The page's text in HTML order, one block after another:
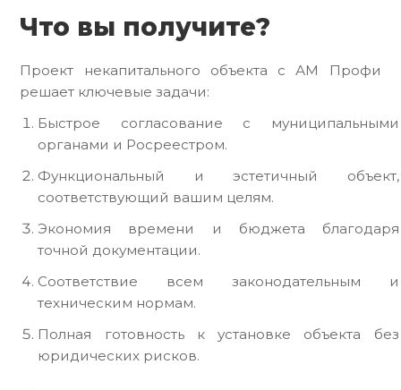
Что вы получите?
Проект некапитального объекта с АМ Профи
решает ключевые задачи:
Быстрое согласование с муниципальными
органами и Росреестром.
Функциональный и эстетичный объект,
соответствующий вашим целям.
Экономия времени и бюджета благодаря
точной документации.
Соответствие всем законодательным и
техническим нормам.
Полная готовность к установке объекта без
юридических рисков.